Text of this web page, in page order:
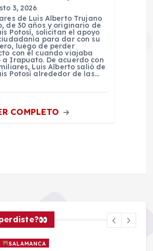
3, 2026
de Luis Alberto Trujano
de 30 años y originario de
Potosí, solicitan el apoyo
para dar con su
luego de perder
con él cuando viajaba
a Irapuato. De acuerdo con
Luis Alberto salió de
Potosí alrededor de las…
COMPLETO
SALAMANCA